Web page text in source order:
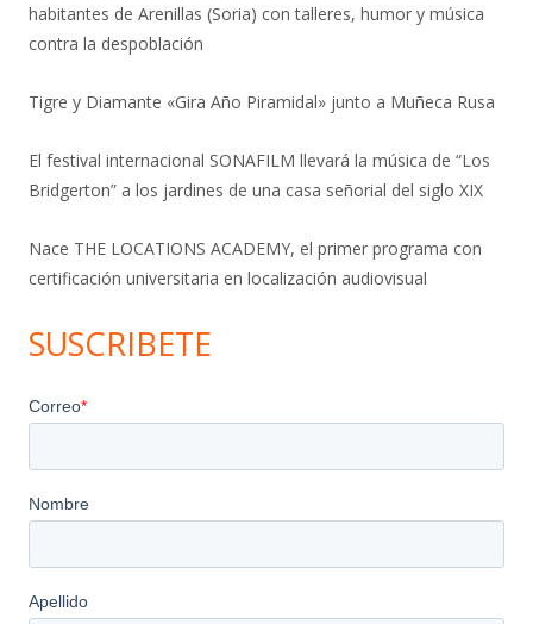
habitantes de Arenillas (Soria) con talleres, humor y música
contra la despoblación
Tigre y Diamante «Gira Año Piramidal» junto a Muñeca Rusa
El festival internacional SONAFILM llevará la música de “Los
Bridgerton” a los jardines de una casa señorial del siglo XIX
Nace THE LOCATIONS ACADEMY, el primer programa con
certificación universitaria en localización audiovisual
SUSCRIBETE